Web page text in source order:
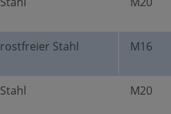
rostfreier Stahl M16
Stahl M20